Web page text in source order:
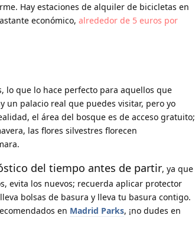
Hay estaciones de alquiler de bicicletas en
económico, alrededor de 5 euros por
lo que lo hace perfecto para aquellos que
un palacio real que puedes visitar, pero yo
el área del bosque es de acceso gratuito;
las flores silvestres florecen
del tiempo antes de partir, ya que
evita los nuevos; recuerda aplicar protector
bolsas de basura y lleva tu basura contigo.
en Madrid Parks, ¡no dudes en